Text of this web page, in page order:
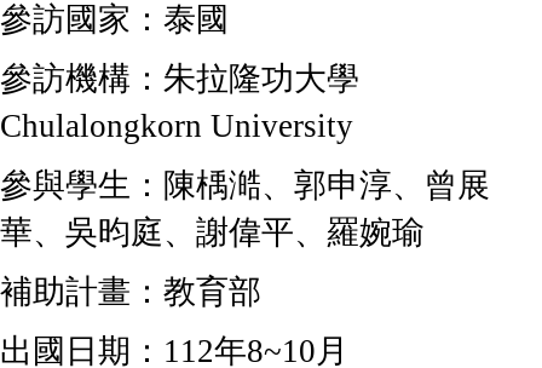
參訪國家：泰國
參訪機構： 朱拉隆功大學
Chulalongkorn University
參與學生：陳楀澔、郭申淳、曾展
華、吳昀庭、謝偉平、羅婉瑜
補助計畫：教育部
出國日期：112年8~10月